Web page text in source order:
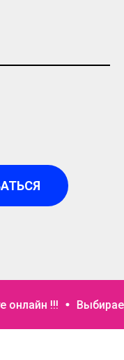
!!! Выбираете